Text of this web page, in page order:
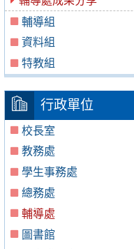
輔導組
資料組
特教組
行政單位
校長室
教務處
學生事務處
總務處
輔導處
圖書館